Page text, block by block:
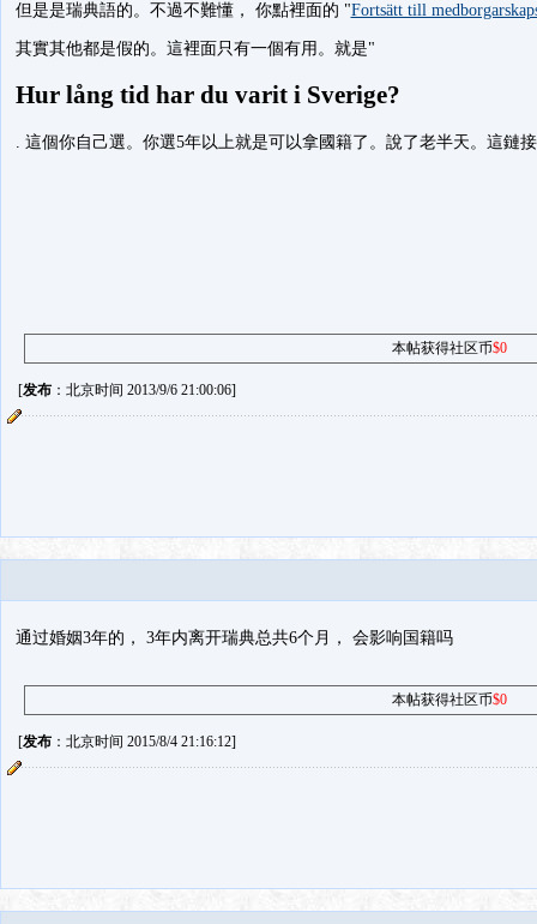
但是是瑞典語的。不過不難懂， 你點裡面的 "Fortsätt till
其實其他都是假的。這裡面只有一個有用。就是"
Hur lång tid har du varit i Sverige?
. 這個你自己選。你選5年以上就是可以拿國籍了。說了老半天。這鏈
本帖获得社区币$0
[发布：北京时间 2013/9/6 21:00:06]
通过婚姻3年的， 3年内离开瑞典总共6个月， 会影响国籍吗
本帖获得社区币$0
[发布：北京时间 2015/8/4 21:16:12]